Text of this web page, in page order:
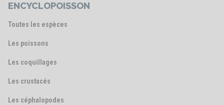
ENCYCLOPOISSON
Toutes les espèces
Les poissons
Les coquillages
Les crustacés
Les céphalopodes